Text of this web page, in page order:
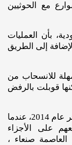
مع الحوثيين
بأن العمليات
إلى الطريق
للانسحاب من
قوبلت بالرفض
واحتدمت الحرب الأهلية في اليمن منذ أواخر عام 2014، عندما
على الأجزاء
العاصمة صنعاء ،